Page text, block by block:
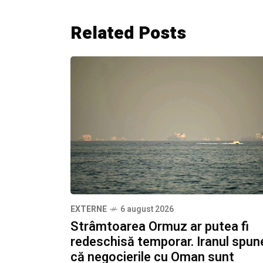
Related Posts
EXTERNE 6 august 2026
Strâmtoarea Ormuz ar putea fi
redeschisă temporar. Iranul
că negocierile cu Oman sunt